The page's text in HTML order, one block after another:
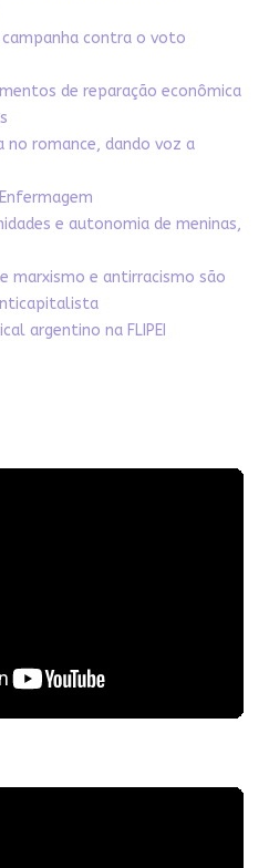
contra o voto
de reparação econômica
no romance, dando voz a
e autonomia de meninas,
marxismo e antirracismo são
argentino na FLIPEI